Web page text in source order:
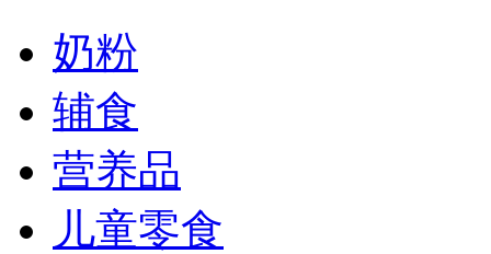
奶粉
辅食
营养品
儿童零食